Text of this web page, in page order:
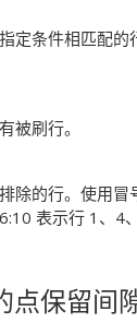
定条件相匹配的
被刷行。
除的行。使用冒
表示行 1、4
点保留间